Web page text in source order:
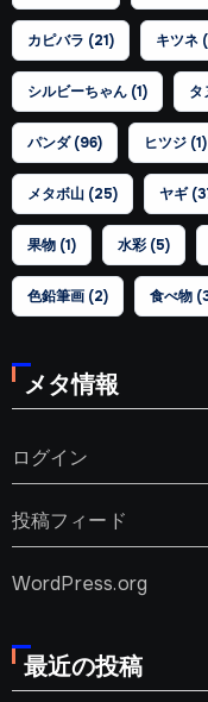
カピバラ (21) キツネ
シルビーちゃん(1) タ
パンダ(96) ヒツジ(1)
メタボ山(25) ヤギ
果物(1) 水彩(5)
色鉛筆画(2) 食べ物
メタ情報
ログイン
投稿フィード
WordPress.org
最近の投稿